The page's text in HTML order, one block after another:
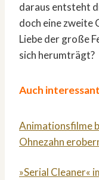
daraus entsteht
doch eine zweite
Liebe der große
sich herumträgt?
Auch
Animationsfilme
Ohnezahn
»Serial Cleaner«